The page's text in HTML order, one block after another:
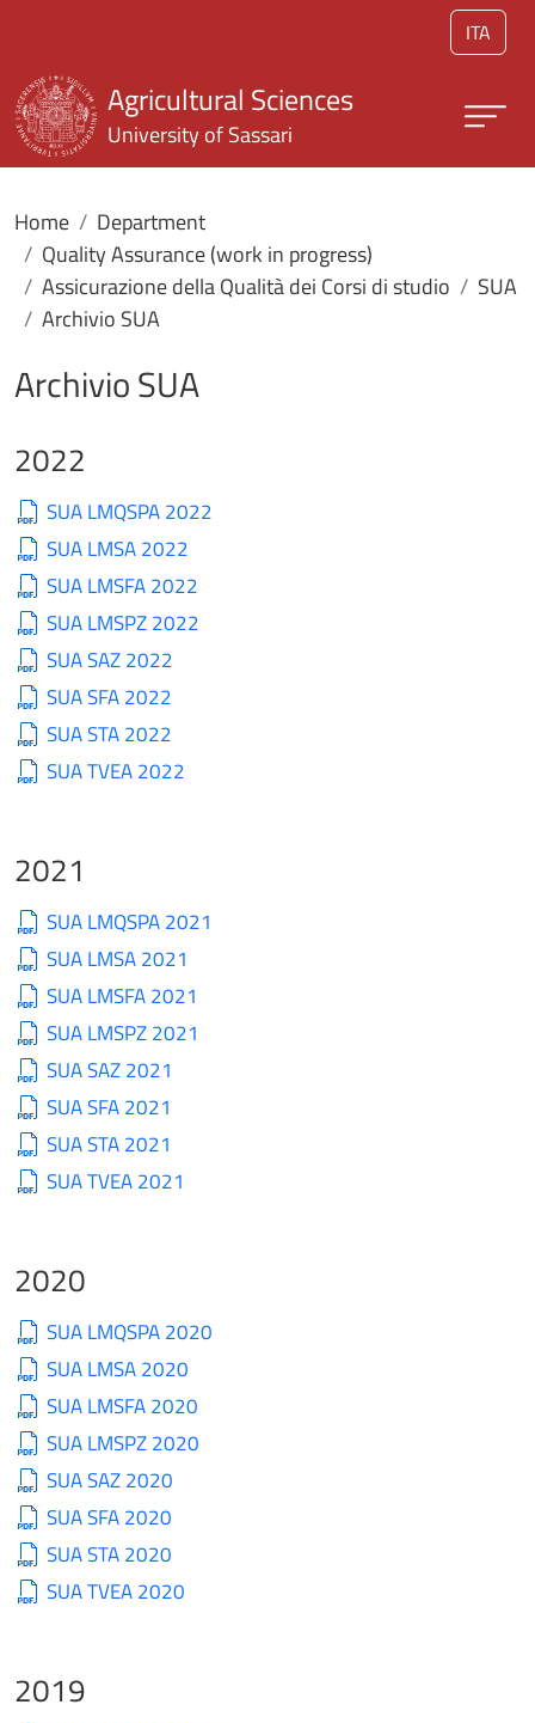
ITA
Agricultural Sciences
University of Sassari
Home
Department
Quality Assurance (work in progress)
Assicurazione della Qualità dei Corsi di studio
SUA
Archivio SUA
Archivio SUA
2022
SUA LMQSPA 2022
SUA LMSA 2022
SUA LMSFA 2022
SUA LMSPZ 2022
SUA SAZ 2022
SUA SFA 2022
SUA STA 2022
SUA TVEA 2022
2021
SUA LMQSPA 2021
SUA LMSA 2021
SUA LMSFA 2021
SUA LMSPZ 2021
SUA SAZ 2021
SUA SFA 2021
SUA STA 2021
SUA TVEA 2021
2020
SUA LMQSPA 2020
SUA LMSA 2020
SUA LMSFA 2020
SUA LMSPZ 2020
SUA SAZ 2020
SUA SFA 2020
SUA STA 2020
SUA TVEA 2020
2019